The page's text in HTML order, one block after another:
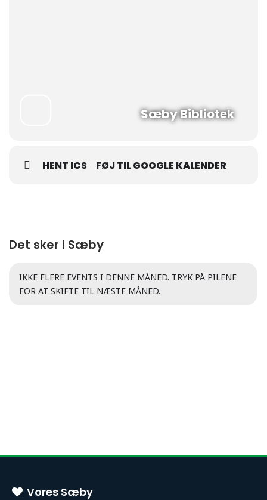
Sæby Bibliotek
HENT ICS FØJ TIL GOOGLE KALENDER
Det sker i Sæby
IKKE FLERE EVENTS I DENNE MÅNED. TRYK PÅ PILENE
FOR AT SKIFTE TIL NÆSTE MÅNED.
Vores Sæby